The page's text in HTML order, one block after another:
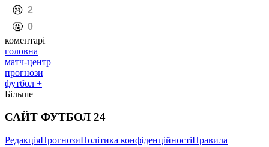
️😢 2
️🤬 0
коментарі
головна
матч-центр
прогнози
футбол +
Більше
САЙТ ФУТБОЛ 24
РедакціяПрогнозиПолітика конфіденційностіПравила